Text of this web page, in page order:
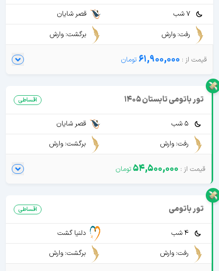
7 شب
قصر شایان
رفت: وارش
برگشت: وارش
61,900,000
تور باتومی تابستان 1405 اقساطی
5 شب
قصر شایان
رفت: وارش
برگشت: وارش
54,500,000
تور باتومی اقساطی
4 شب
دلنیا گشت
رفت: وارش
برگشت: وارش